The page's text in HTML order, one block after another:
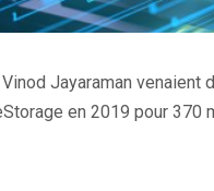
Jayaraman
en 2019 pour 370